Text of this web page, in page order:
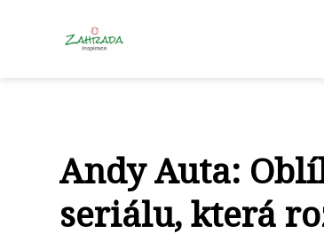
Andy Auta:
seriálu, která